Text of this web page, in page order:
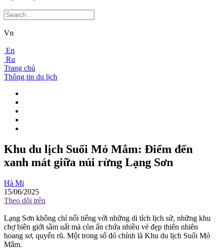
Vn
En
Ru
Trang chủ
Thông tin du lịch
Khu du lịch Suối Mỏ Mắm: Điểm đến
xanh mát giữa núi rừng Lạng Sơn
Hà Mi
15/06/2025
Theo dõi trên
Lạng Sơn không chỉ nổi tiếng với những di tích lịch sử, những khu
chợ biên giới sầm uất mà còn ẩn chứa nhiều vẻ đẹp thiên nhiên
hoang sơ, quyến rũ. Một trong số đó chính là Khu du lịch Suối Mỏ
Mắm.